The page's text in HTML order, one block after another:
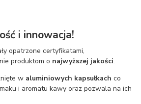
i innowacja!
opatrzone certyfikatami,
produktom o najwyższej jakości.
w aluminiowych kapsułkach co
i aromatu kawy oraz pozwala na ich